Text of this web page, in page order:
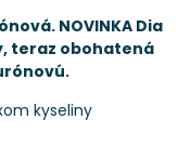
NOVINKA Dia
teraz obohatená
kyseliny